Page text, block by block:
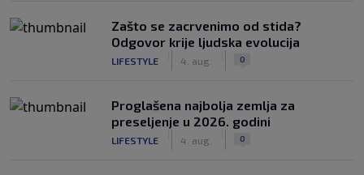
Zašto se zacrvenimo od stida?
Odgovor krije ljudska evolucija
LIFESTYLE 4. aug. 0
Proglašena najbolja zemlja za
preseljenje u 2026. godini
LIFESTYLE 4. aug. 0